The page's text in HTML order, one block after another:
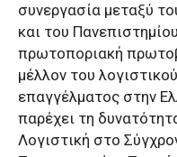
συνεργασία μεταξύ
και του
πρωτοποριακή
μέλλον του
επαγγέλματος στην
παρέχει τη
Λογιστική στο